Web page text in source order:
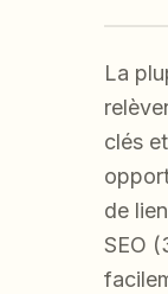
La
clés
de
SEO